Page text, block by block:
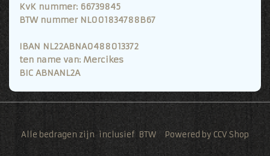
KvK nummer: 66739845
BTW nummer NL001834788B67
IBAN NL22ABNA0488013372
ten name van: Mercikes
BIC ABNANL2A
Alle bedragen zijn inclusief BTW Powered by CCV Shop